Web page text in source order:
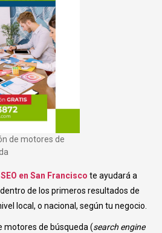
de motores de
en San Francisco te ayudará a
de los primeros resultados de
local, o nacional, según tu negocio.
motores de búsqueda (search engine